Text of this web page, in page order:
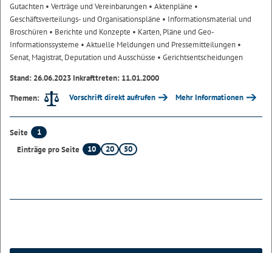
Gutachten • Verträge und Vereinbarungen • Aktenpläne •
Geschäftsverteilungs- und Organisationspläne • Informationsmaterial und
Broschüren • Berichte und Konzepte • Karten, Pläne und Geo-
Informationssysteme • Aktuelle Meldungen und Pressemitteilungen •
Senat, Magistrat, Deputation und Ausschüsse • Gerichtsentscheidungen
Stand: 26.06.2023 Inkrafttreten: 11.01.2000
Themen:
Vorschrift direkt aufrufen Mehr Informationen
Seite
1
Einträge pro Seite
10 20 50